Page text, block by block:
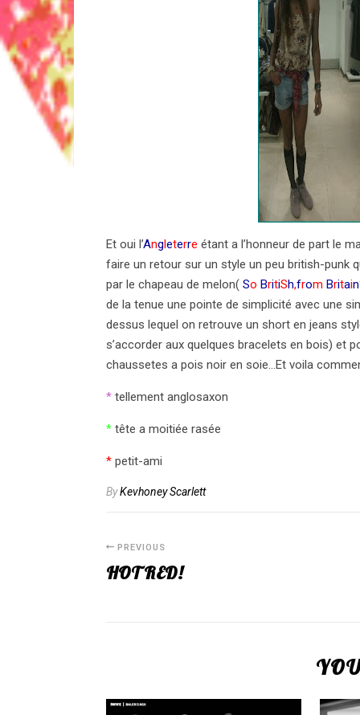
Et oui l’Angleterre étant a l’honneur de part le
faire un retour sur un style un peu british-punk
par le chapeau de melon( So BritiSh,from Britain
de la tenue une pointe de simplicité avec une
dessus lequel on retrouve un short en jeans
s’accorder aux quelques bracelets en bois) et
chaussetes a pois noir en soie…Et voila
* tellement anglosaxon
* tête a moitiée rasée
* petit-ami
ByKevhoney Scarlett
PREVIOUS
HOT RED!